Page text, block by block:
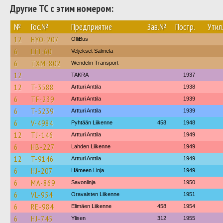
Другие ТС с этим номером:
№ Гос.№ Предприятие Зав.№ Постр. Утил.
12 HYO-207 OlliBus
6 LTJ-60 Veljekset Salmela
6 TXM-802 Wendelin Transport
12 TAKRA 1937
12 T-3588 Artturi Anttila 1938
6 TF-239 Artturi Anttila 1939
6 T-5239 Artturi Anttila 1939
6 V-4984 Pyhtään Liikenne 458 1948
12 TJ-146 Artturi Anttila 1949
6 HB-227 Lahden Liikenne 1949
12 T-9146 Artturi Anttila 1949
6 HJ-207 Hämeen Linja 1949
6 MA-869 Savonlinja 1950
6 VL-954 Oravaisten Liikenne 1951
6 RE-984 Elimäen Liikenne 458 1954
6 HJ-745 Ylisen 312 1955